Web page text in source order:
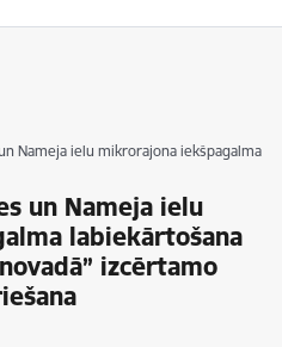
Nameja ielu mikrorajona iekšpagalma
un Nameja ielu
labiekārtošana
izcērtamo